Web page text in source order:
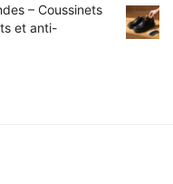
– Coussinets
et anti-